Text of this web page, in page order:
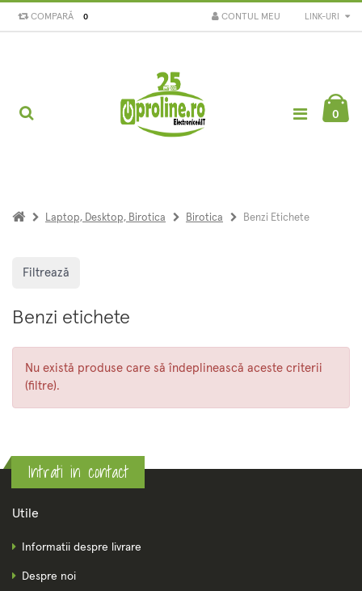
COMPARĂ 0 LINK-URI
CONTUL MEU
0
Laptop, Desktop, Birotica Birotica Benzi Etichete
Filtrează
Benzi etichete
Nu există produse care să îndeplinească aceste criterii
(filtre).
Intrati in contact
Utile
Informatii despre livrare
Despre noi